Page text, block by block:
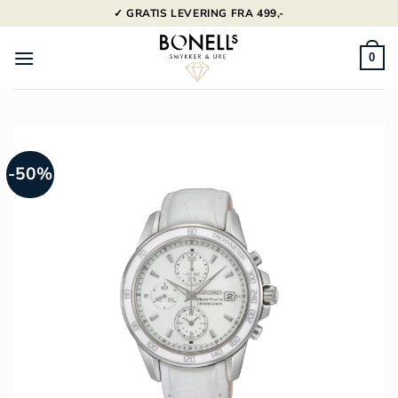
til
indhold
✓ GRATIS LEVERING FRA 499,-
0
-50%